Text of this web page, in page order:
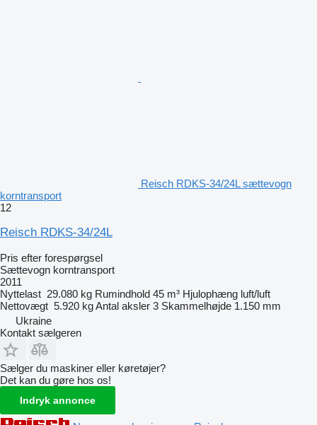
Reisch RDKS-34/24L sættevogn
korntransport
12
Reisch RDKS-34/24L
Pris efter forespørgsel
Sættevogn korntransport
2011
Nyttelast 29.080 kg Rumindhold 45 m³ Hjulophæng luft/luft
Nettovægt 5.920 kgAntal aksler 3 Skammelhøjde 1.150 mm
Ukraine
Kontakt sælgeren
Sælger du maskiner eller køretøjer?
Det kan du gøre hos os!
Indryk annonce